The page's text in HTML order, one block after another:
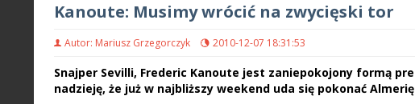
Kanoute: Musimy wrócić na zwycięski tor
Autor: Mariusz Grzegorczyk 2010-12-07 18:31:53
Snajper Sevilli, Frederic Kanoute jest zaniepokojony formą
nadzieję, że już w najbliższy weekend uda się pokonać